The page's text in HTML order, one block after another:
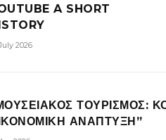
A SHORT
2026
ΤΟΥΡΙΣΜΟΣ:
ΑΝΑΠΤΥΞΗ”